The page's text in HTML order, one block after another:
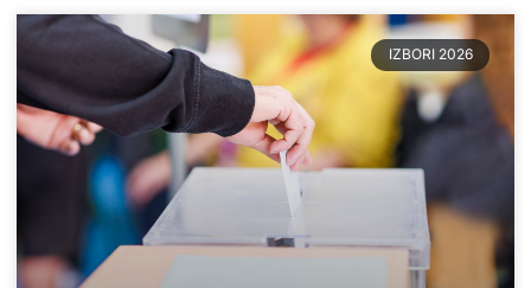
IZBORI 2026